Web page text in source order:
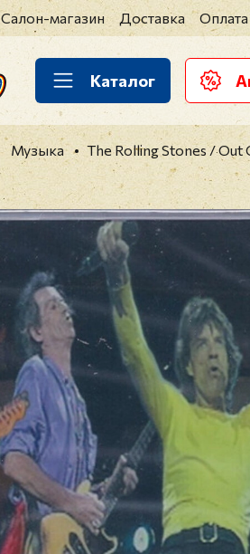
Салон-магазин Доставка Оплата
Каталог
Музыка The Rolling Stones / Out